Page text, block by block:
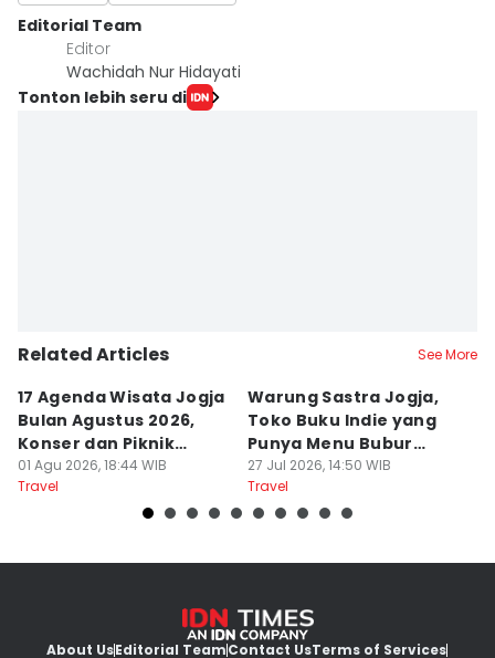
Editorial Team
Editor
Wachidah Nur Hidayati
Tonton lebih seru di
Related Articles See More
17 Agenda Wisata Jogja
Bulan Agustus 2026,
Konser dan Piknik
Literasi
01 Agu 2026, 18:44 WIB
Travel
Warung Sastra Jogja,
Toko Buku Indie yang
Punya Menu Bubur
Manado
27 Jul 2026, 14:50 WIB
Travel
About UsEditorial TeamContact UsTerms of Services